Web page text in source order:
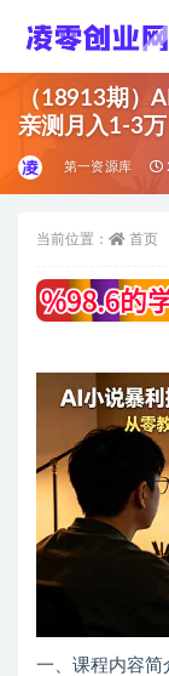
（18913期）
亲测月入1-3
全套玩法
第一资源库
当前位置： 首页
一、课程内容简